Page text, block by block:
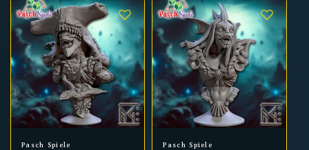
Anbieter:
Pasch Spiele Anbieter:
Pasch Spiele